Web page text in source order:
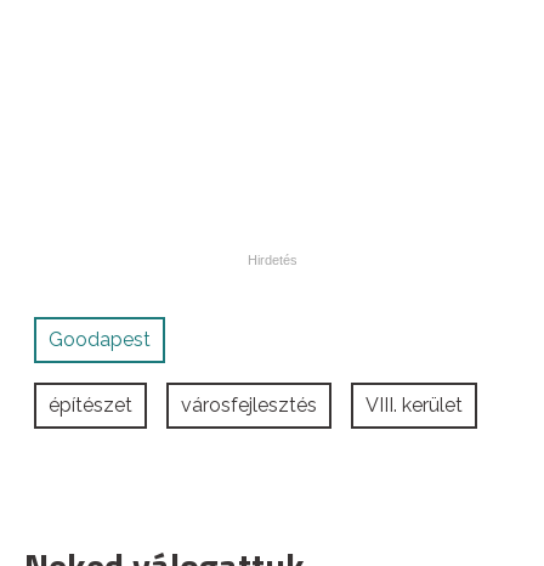
Goodapest
építészet városfejlesztés VIII. kerület